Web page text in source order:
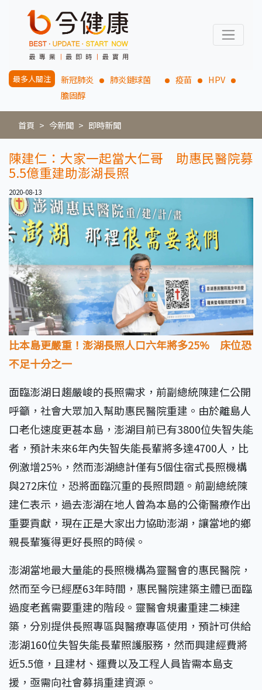
最多人關注 新冠肺炎 肺炎鏈球菌 疫苗
HPV
膽固醇
首頁 今新聞 即時新聞
陳建仁：大家一起當大仁哥 助惠民醫院募
5.5億重建助澎湖長照
2020-08-13
比本島更嚴重！澎湖長照人口六年將多25% 床位恐
不足十分之一
面臨澎湖日趨嚴峻的長照需求，前副總統陳建仁公開
呼籲，社會大眾加入幫助惠民醫院重建。由於離島人
口老化速度更甚本島，澎湖目前已有3800位失智失能
者，預計未來6年內失智失能長輩將多達4700人，比
例激增25%，然而澎湖總計僅有5個住宿式長照機構
與272床位，恐將面臨沉重的長照問題。前副總統陳
建仁表示，過去澎湖在地人曾為本島的公衛醫療作出
重要貢獻，現在正是大家出力協助澎湖，讓當地的鄉
親長輩獲得更好長照的時候。
澎湖當地最大量能的長照機構為靈醫會的惠民醫院，
然而至今已經歷63年時間，惠民醫院建築主體已面臨
過度老舊需要重建的階段。靈醫會規畫重建二棟建
築，分別提供長照專區與醫療專區使用，預計可供給
澎湖160位失智失能長輩照護服務，然而興建經費將
近5.5億，且建材、運費以及工程人員皆需本島支
援，亟需向社會募捐重建資源。